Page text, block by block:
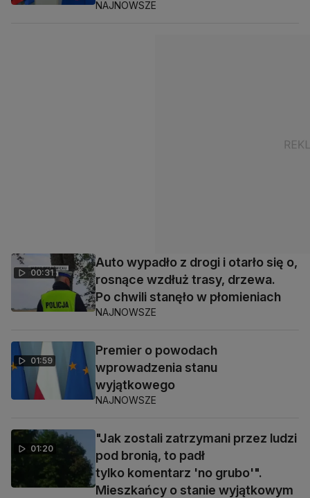
NAJNOWSZE
00:31
Auto wypadło z drogi i otarło się o,
rosnące wzdłuż trasy, drzewa.
Po chwili stanęło w płomieniach
NAJNOWSZE
01:59
Premier o powodach
wprowadzenia stanu
wyjątkowego
NAJNOWSZE
01:20
"Jak zostali zatrzymani przez ludzi
pod bronią, to padł
tylko komentarz 'no grubo'".
Mieszkańcy o stanie wyjątkowym